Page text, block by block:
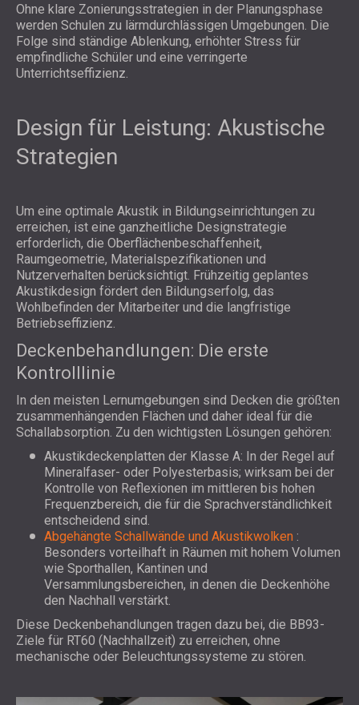
Ohne klare Zonierungsstrategien in der Planungsphase
werden Schulen zu lärmdurchlässigen Umgebungen. Die
Folge sind ständige Ablenkung, erhöhter Stress für
empfindliche Schüler und eine verringerte
Unterrichtseffizienz.
Design für Leistung: Akustische
Strategien
Um eine optimale Akustik in Bildungseinrichtungen zu
erreichen, ist eine ganzheitliche Designstrategie
erforderlich, die Oberflächenbeschaffenheit,
Raumgeometrie, Materialspezifikationen und
Nutzerverhalten berücksichtigt. Frühzeitig geplantes
Akustikdesign fördert den Bildungserfolg, das
Wohlbefinden der Mitarbeiter und die langfristige
Betriebseffizienz.
Deckenbehandlungen: Die erste
Kontrolllinie
In den meisten Lernumgebungen sind Decken die größten
zusammenhängenden Flächen und daher ideal für die
Schallabsorption. Zu den wichtigsten Lösungen gehören:
Akustikdeckenplatten der Klasse A: In der Regel auf
Mineralfaser- oder Polyesterbasis; wirksam bei der
Kontrolle von Reflexionen im mittleren bis hohen
Frequenzbereich, die für die Sprachverständlichkeit
entscheidend sind.
Abgehängte Schallwände und Akustikwolken :
Besonders vorteilhaft in Räumen mit hohem Volumen
wie Sporthallen, Kantinen und
Versammlungsbereichen, in denen die Deckenhöhe
den Nachhall verstärkt.
Diese Deckenbehandlungen tragen dazu bei, die BB93-
Ziele für RT60 (Nachhallzeit) zu erreichen, ohne
mechanische oder Beleuchtungssysteme zu stören.